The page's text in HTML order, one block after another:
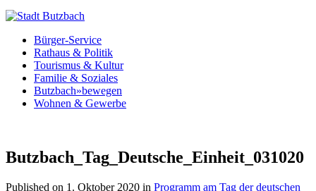
Bürger-Service
Rathaus & Politik
Tourismus & Kultur
Familie & Soziales
Butzbach»bewegen
Wohnen & Gewerbe
Butzbach_Tag_Deutsche_Einheit_031020
Published on 1. Oktober 2020 in Programm am Tag der deutschen